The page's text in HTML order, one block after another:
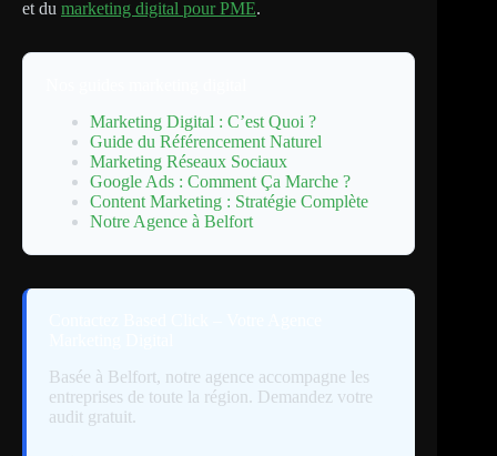
et du marketing digital pour PME.
Marketing Digital : C’est Quoi ?
Guide du Référencement Naturel
Marketing Réseaux Sociaux
Google Ads : Comment Ça Marche ?
Content Marketing : Stratégie Complète
Notre Agence à Belfort
Basée à Belfort, notre agence accompagne les
entreprises de toute la région. Demandez votre
audit gratuit.